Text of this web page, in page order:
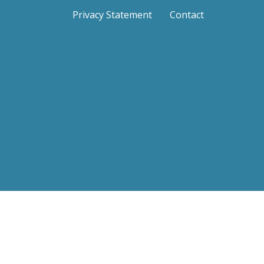
Privacy Statement Contact